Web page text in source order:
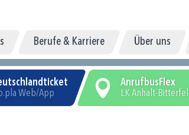
Berufe & Karriere Über uns
Web/App
AnrufbusFlex
LK Anhalt-